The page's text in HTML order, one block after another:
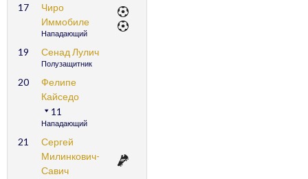
17
Чиро
Иммобиле
Нападающий
19 Сенад Лулич
Полузащитник
20
Фелипе
Кайседо
11
Нападающий
21
Сергей
Милинкович-
Савич